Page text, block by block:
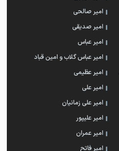
امیر صالحی
امیر صدیقی
امیر عباس
امیر عباس گلاب و امین قباد
امیر عظیمی
امیر علی
امیر علی زمانیان
امیر علیپور
امیر عمران
امیر فاتح